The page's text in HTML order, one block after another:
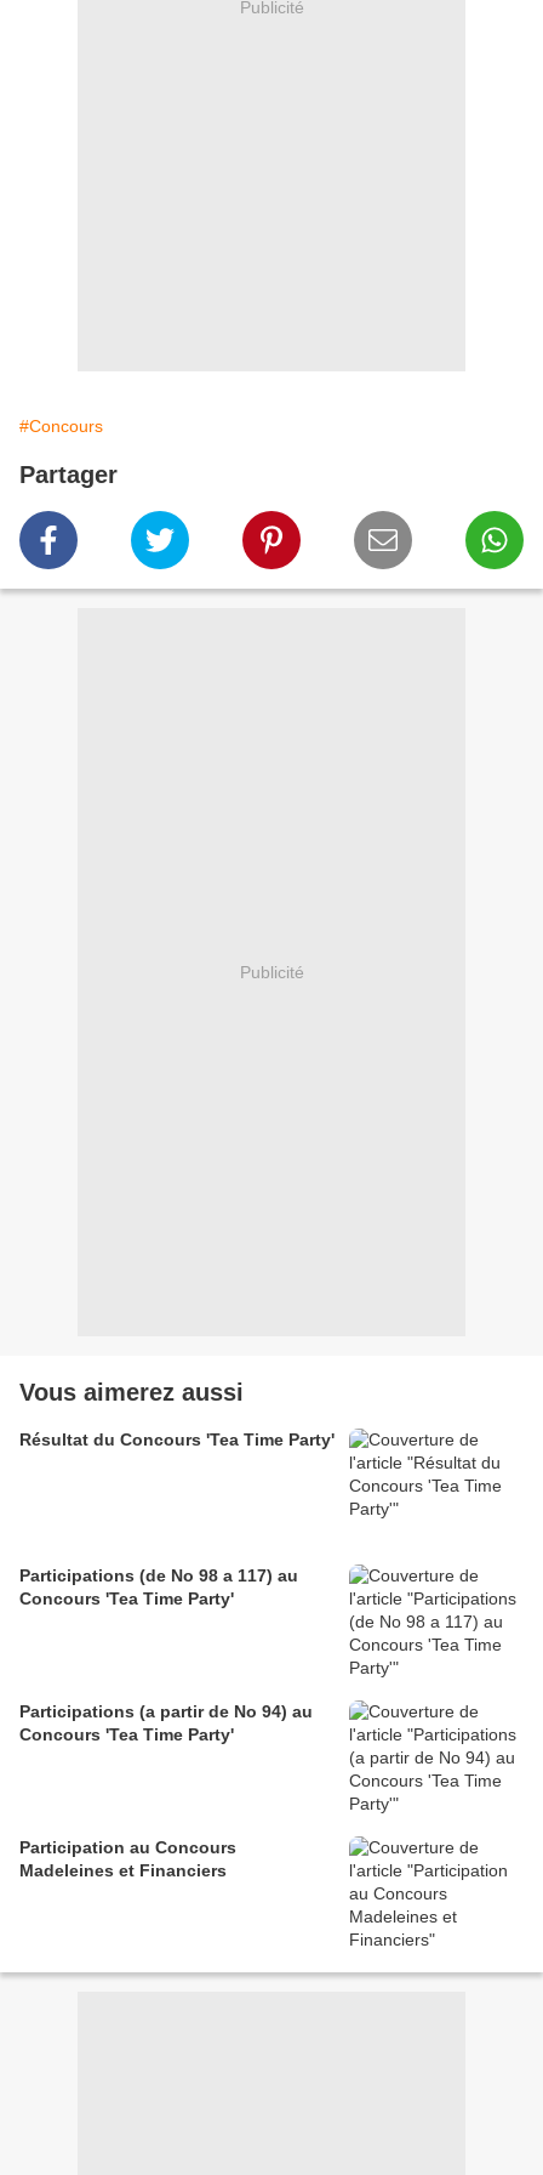
Publicité
#Concours
Partager
Publicité
Vous aimerez aussi
Résultat du Concours 'Tea Time Party'
Participations (de No 98 a 117) au
Concours 'Tea Time Party'
Participations (a partir de No 94) au
Concours 'Tea Time Party'
Participation au Concours
Madeleines et Financiers